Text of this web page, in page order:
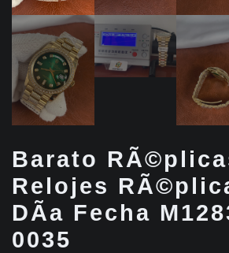
Barato
Relojes
DÃ­a Fecha
0035